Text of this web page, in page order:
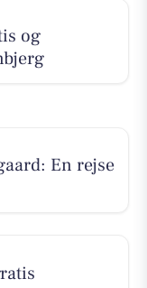
og
En rejse